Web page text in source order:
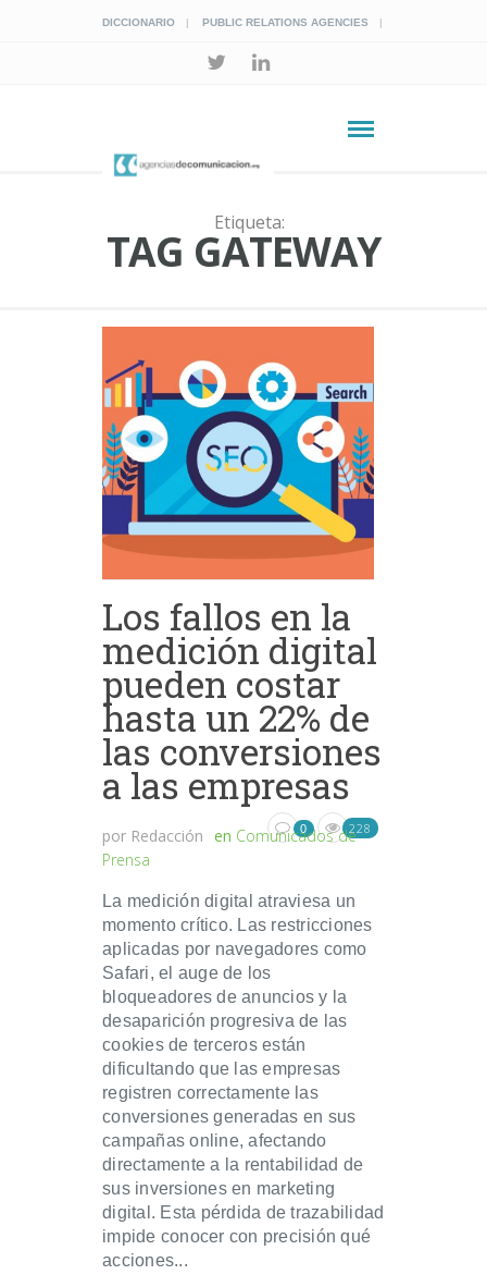
DICCIONARIO PUBLIC RELATIONS AGENCIES
Etiqueta:
TAG GATEWAY
Los fallos en la
medición digital
pueden costar
hasta un 22% de
las conversiones
a las empresas
por Redacción en Comunicados de
Prensa
0 228
La medición digital atraviesa un
momento crítico. Las restricciones
aplicadas por navegadores como
Safari, el auge de los
bloqueadores de anuncios y la
desaparición progresiva de las
cookies de terceros están
dificultando que las empresas
registren correctamente las
conversiones generadas en sus
campañas online, afectando
directamente a la rentabilidad de
sus inversiones en marketing
digital. Esta pérdida de trazabilidad
impide conocer con precisión qué
acciones...